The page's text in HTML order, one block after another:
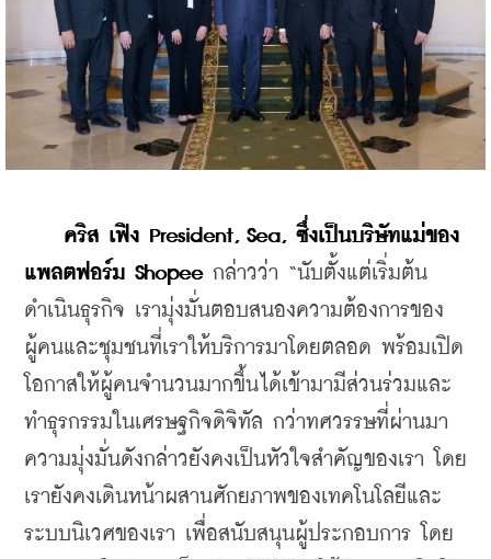
คริส เฟิง President, Sea, ซึ่งเป็นบริษัทแม่ของ
แพลตฟอร์ม Shopee กล่าวว่า “นับตั้งแต่เริ่มต้น
ดำเนินธุรกิจ เรามุ่งมั่นตอบสนองความต้องการของ
ผู้คนและชุมชนที่เราให้บริการมาโดยตลอด พร้อมเปิด
โอกาสให้ผู้คนจำนวนมากขึ้นได้เข้ามามีส่วนร่วมและ
ทำธุรกรรมในเศรษฐกิจดิจิทัล กว่าทศวรรษที่ผ่านมา
ความมุ่งมั่นดังกล่าวยังคงเป็นหัวใจสำคัญของเรา โดย
เรายังคงเดินหน้าผสานศักยภาพของเทคโนโลยีและ
ระบบนิเวศของเรา เพื่อสนับสนุนผู้ประกอบการ โดย